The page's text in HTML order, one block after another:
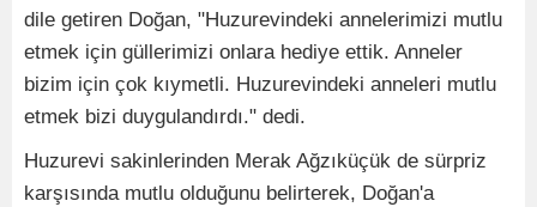
dile getiren Doğan, "Huzurevindeki annelerimizi mutlu
etmek için güllerimizi onlara hediye ettik. Anneler
bizim için çok kıymetli. Huzurevindeki anneleri mutlu
etmek bizi duygulandırdı." dedi.
Huzurevi sakinlerinden Merak Ağzıküçük de sürpriz
karşısında mutlu olduğunu belirterek, Doğan'a